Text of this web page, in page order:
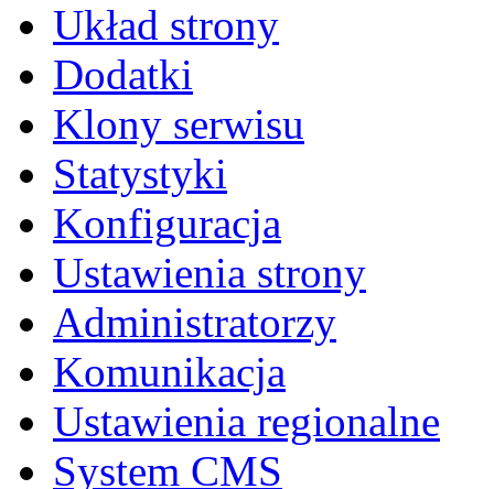
Układ strony
Dodatki
Klony serwisu
Statystyki
Konfiguracja
Ustawienia strony
Administratorzy
Komunikacja
Ustawienia regionalne
System CMS